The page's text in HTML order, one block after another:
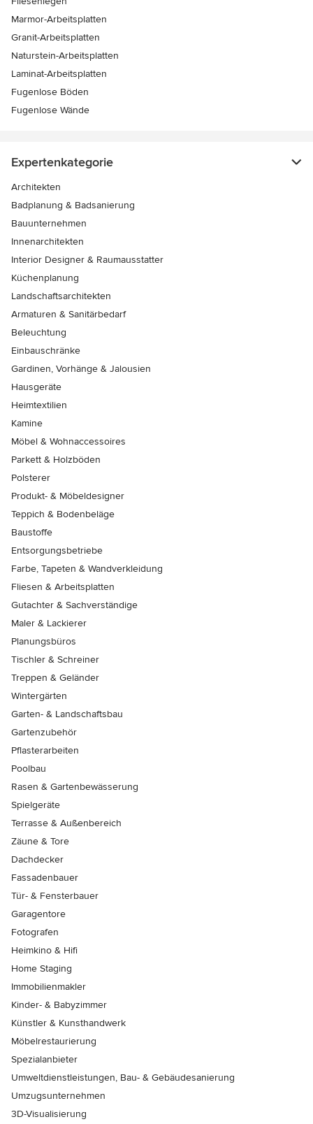
Marmor-Arbeitsplatten
Granit-Arbeitsplatten
Naturstein-Arbeitsplatten
Laminat-Arbeitsplatten
Fugenlose Böden
Fugenlose Wände
Expertenkategorie
Architekten
Badplanung & Badsanierung
Bauunternehmen
Innenarchitekten
Interior Designer & Raumausstatter
Küchenplanung
Landschaftsarchitekten
Armaturen & Sanitärbedarf
Beleuchtung
Einbauschränke
Gardinen, Vorhänge & Jalousien
Hausgeräte
Heimtextilien
Kamine
Möbel & Wohnaccessoires
Parkett & Holzböden
Polsterer
Produkt- & Möbeldesigner
Teppich & Bodenbeläge
Baustoffe
Entsorgungsbetriebe
Farbe, Tapeten & Wandverkleidung
Fliesen & Arbeitsplatten
Gutachter & Sachverständige
Maler & Lackierer
Planungsbüros
Tischler & Schreiner
Treppen & Geländer
Wintergärten
Garten- & Landschaftsbau
Gartenzubehör
Pflasterarbeiten
Poolbau
Rasen & Gartenbewässerung
Spielgeräte
Terrasse & Außenbereich
Zäune & Tore
Dachdecker
Fassadenbauer
Tür- & Fensterbauer
Garagentore
Fotografen
Heimkino & Hifi
Home Staging
Immobilienmakler
Kinder- & Babyzimmer
Künstler & Kunsthandwerk
Möbelrestaurierung
Spezialanbieter
Umweltdienstleistungen, Bau- & Gebäudesanierung
Umzugsunternehmen
3D-Visualisierung